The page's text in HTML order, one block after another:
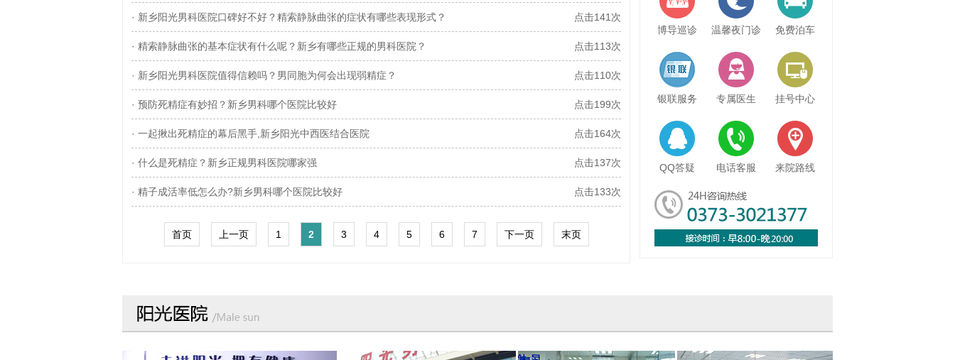
· 新乡阳光男科医院口碑好不好？精索静脉曲张的症状有哪些表现形式？ 点击141次
· 精索静脉曲张的基本症状有什么呢？新乡有哪些正规的男科医院？ 点击113次
· 新乡阳光男科医院值得信赖吗？男同胞为何会出现弱精症？ 点击110次
· 预防死精症有妙招？新乡男科哪个医院比较好 点击199次
· 一起揪出死精症的幕后黑手,新乡阳光中西医结合医院 点击164次
· 什么是死精症？新乡正规男科医院哪家强 点击137次
· 精子成活率低怎么办?新乡男科哪个医院比较好 点击133次
首页 上一页 1 2 3 4 5 6 7 下一页 末页
博导巡诊 温馨夜门诊 免费泊车
银联服务 专属医生 挂号中心
QQ答疑 电话客服 来院路线